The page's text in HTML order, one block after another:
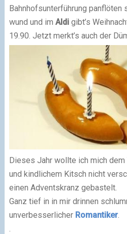
Bahnhofsunterführung panflöten
wund und im Aldigibt’s
19.90. Jetzt merkt’s auch der
Dieses Jahr wollte ich mich
und kindlichem Kitsch nicht
einen Adventskranz gebastelt.
Ganz tief in in mir drinnen
unverbesserlicher Romantiker.
.